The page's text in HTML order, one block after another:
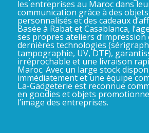
les entreprises au Maroc dans
communication grâce à des
personnalisés et des cadeaux
Basée à Rabat et Casablanca,
ses propres ateliers d’impression
dernières technologies
tampographie, UV, DTF),
irréprochable et une livraison
Maroc. Avec un large stock
immédiatement et une équipe
La-Gadgeterie est reconnue
en goodies et objets
l’image des entreprises.